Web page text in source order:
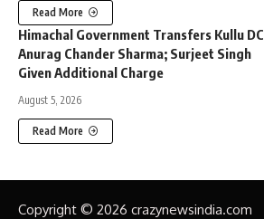
Read More
Himachal Government Transfers Kullu DC
Anurag Chander Sharma; Surjeet Singh
Given Additional Charge
August 5, 2026
Read More
Copyright © 2026 crazynewsindia.com